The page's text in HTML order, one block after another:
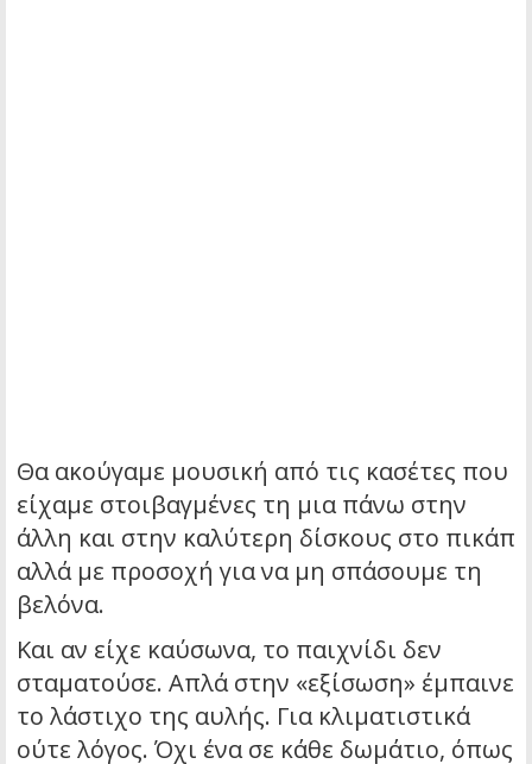
Θα ακούγαμε μουσική από τις κασέτες που
είχαμε στοιβαγμένες τη μια πάνω στην
άλλη και στην καλύτερη δίσκους στο πικάπ
αλλά με προσοχή για να μη σπάσουμε τη
βελόνα.
Και αν είχε καύσωνα, το παιχνίδι δεν
σταματούσε. Απλά στην «εξίσωση» έμπαινε
το λάστιχο της αυλής. Για κλιματιστικά
ούτε λόγος. Όχι ένα σε κάθε δωμάτιο, όπως